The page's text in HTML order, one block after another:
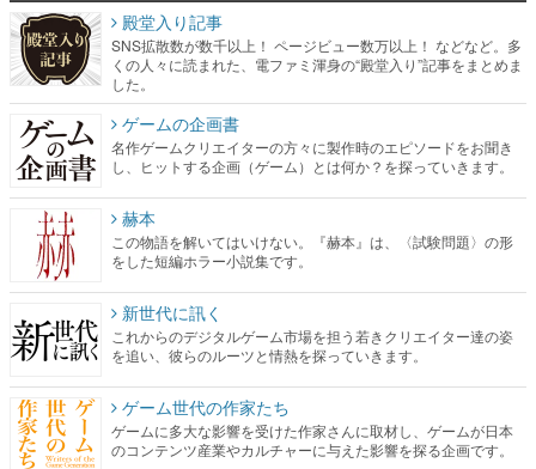
殿堂入り記事
SNS拡散数が数千以上！ ページビュー数万以上！ などなど。多
くの人々に読まれた、電ファミ渾身の“殿堂入り”記事をまとめま
した。
ゲームの企画書
名作ゲームクリエイターの方々に製作時のエピソードをお聞き
し、ヒットする企画（ゲーム）とは何か？を探っていきます。
赫本
この物語を解いてはいけない。『赫本』は、〈試験問題〉の形
をした短編ホラー小説集です。
新世代に訊く
これからのデジタルゲーム市場を担う若きクリエイター達の姿
を追い、彼らのルーツと情熱を探っていきます。
ゲーム世代の作家たち
ゲームに多大な影響を受けた作家さんに取材し、ゲームが日本
のコンテンツ産業やカルチャーに与えた影響を探る企画です。